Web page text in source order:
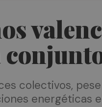
colectivos,
energéticas